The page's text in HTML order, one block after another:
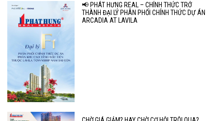
📢 PHÁT HƯNG REAL – CHÍNH THỨC TRỞ
THÀNH ĐẠI LÝ PHÂN PHỐI CHÍNH THỨC DỰ ÁN
ARCADIA AT LAVILA